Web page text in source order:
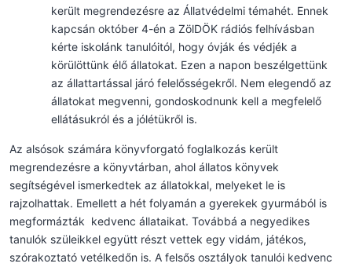
került megrendezésre az Állatvédelmi témahét. Ennek
kapcsán október 4-én a ZölDÖK rádiós felhívásban
kérte iskolánk tanulóitól, hogy óvják és védjék a
körülöttünk élő állatokat. Ezen a napon beszélgettünk
az állattartással járó felelősségekről. Nem elegendő az
állatokat megvenni, gondoskodnunk kell a megfelelő
ellátásukról és a jólétükről is.
Az alsósok számára könyvforgató foglalkozás került
megrendezésre a könyvtárban, ahol állatos könyvek
segítségével ismerkedtek az állatokkal, melyeket le is
rajzolhattak. Emellett a hét folyamán a gyerekek gyurmából is
megformázták kedvenc állataikat. Továbbá a negyedikes
tanulók szüleikkel együtt részt vettek egy vidám, játékos,
szórakoztató vetélkedőn is. A felsős osztályok tanulói kedvenc